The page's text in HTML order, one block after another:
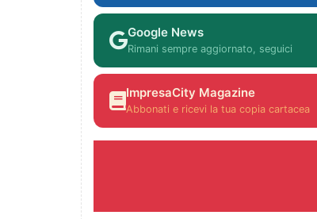
Google News
Rimani sempre aggiornato, seguici
ImpresaCity Magazine
Abbonati e ricevi la tua copia cartacea